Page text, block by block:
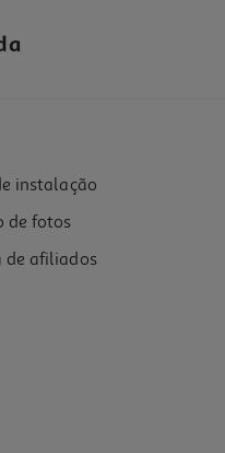
instalação
de fotos
de afiliados